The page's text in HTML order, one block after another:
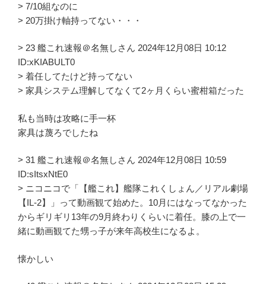
> 7/10組なのに
> 20万掛け軸持ってない・・・
> 23 艦これ速報＠名無しさん 2024年12月08日 10:12
ID:xKIABULT0
> 着任してたけど持ってない
> 家具システム理解してなくて2ヶ月くらい蜜柑箱だった
私も当時は攻略に手一杯
家具は蔑ろでしたね
> 31 艦これ速報＠名無しさん 2024年12月08日 10:59
ID:sItsxNtE0
> ニコニコで「【艦これ】艦隊これくしょん／リアル劇場
【IL-2】」って動画観て始めた。10月にはなってなかった
からギリギリ13年の9月終わりくらいに着任。膝の上で一
緒に動画観てた甥っ子が来年高校生になるよ。
懐かしい